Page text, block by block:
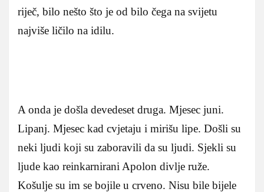
riječ, bilo nešto što je od bilo čega na svijetu
najviše ličilo na idilu.
A onda je došla devedeset druga. Mjesec juni.
Lipanj. Mjesec kad cvjetaju i mirišu lipe. Došli su
neki ljudi koji su zaboravili da su ljudi. Sjekli su
ljude kao reinkarnirani Apolon divlje ruže.
Košulje su im se bojile u crveno. Nisu bile bijele